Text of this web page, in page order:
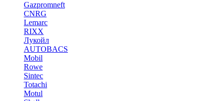
Gazpromneft
CNRG
Lemarc
RIXX
Лукойл
AUTOBACS
Mobil
Rowe
Sintec
Totachi
Motul